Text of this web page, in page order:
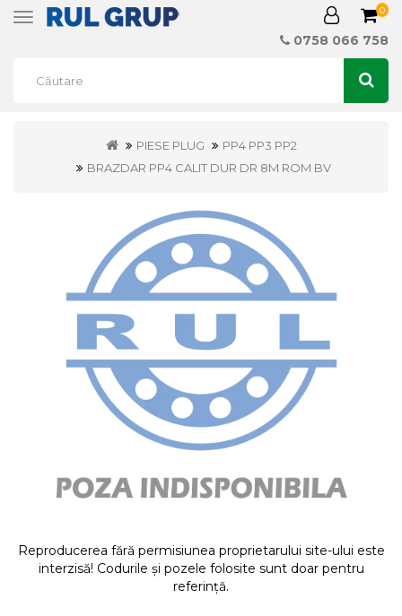
Toggle
0
0758 066 758
PIESE PLUG
PP4 PP3 PP2
BRAZDAR PP4 CALIT DUR DR 8M ROM BV
Reproducerea fără permisiunea proprietarului site-ului este
interzisă! Codurile și pozele folosite sunt doar pentru
referință.